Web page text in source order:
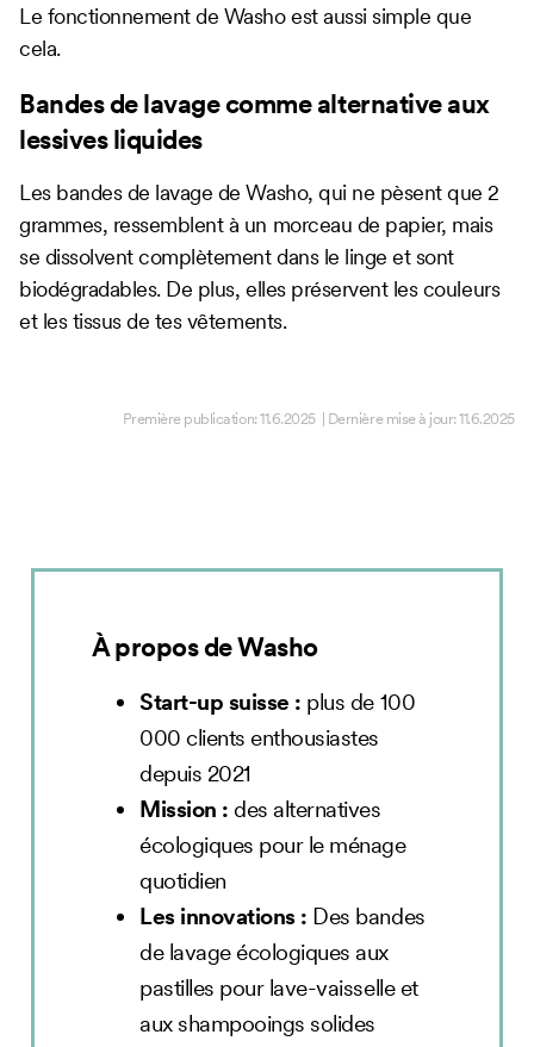
Le fonctionnement de Washo est aussi simple que
cela.
Bandes de lavage comme alternative aux
lessives liquides
Les bandes de lavage de Washo, qui ne pèsent que 2
grammes, ressemblent à un morceau de papier, mais
se dissolvent complètement dans le linge et sont
biodégradables. De plus, elles préservent les couleurs
et les tissus de tes vêtements.
Première publication:11.6.2025| Dernière mise à jour:11.6.2025
À propos de Washo
Start-up suisse : plus de 100
000 clients enthousiastes
depuis 2021
Mission : des alternatives
écologiques pour le ménage
quotidien
Les innovations : Des bandes
de lavage écologiques aux
pastilles pour lave-vaisselle et
aux shampooings solides